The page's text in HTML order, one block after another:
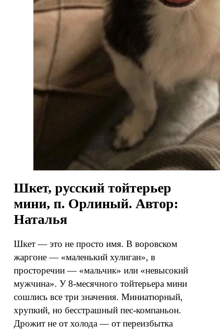
Шкет, русский тойтерьер
мини, п. Орлиный. Автор:
Наталья
Шкет — это не просто имя. В воровском
жаргоне — «маленький хулиган», в
просторечии — «мальчик» или «невысокий
мужчина». У 8-месячного тойтерьера мини
сошлись все три значения. Миниатюрный,
хрупкий, но бесстрашный пес-компаньон.
Дрожит не от холода — от переизбытка